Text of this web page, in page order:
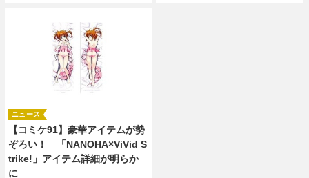
【コミケ91】豪華アイテムが勢
ぞろい！ 「NANOHA×ViVid S
trike!」アイテム詳細が明らか
に
ニュース